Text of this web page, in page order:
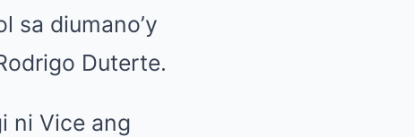
sa diumano’y
Duterte.
ni Vice ang